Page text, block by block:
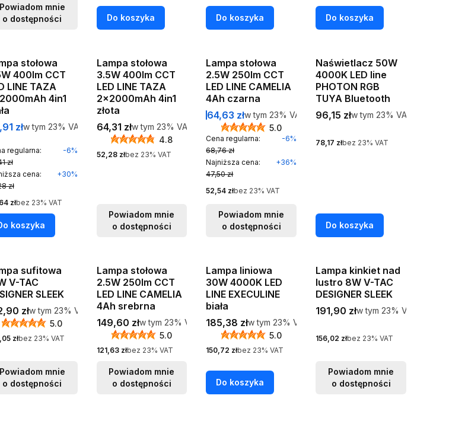
Powiadom mnie
o dostępności
Do koszyka Do koszyka Do koszyka
stołowa
400lm CCT
LINE TAZA
4in1
promocyjna brutto
złw tym %s VAT
w tym 23% VAT
regularna:
zł
-6%
cena:
zł
+30%
netto
złbez 23% VAT
koszyka
Lampa stołowa
3.5W 400lm CCT
LED LINE TAZA
2x2000mAh 4in1
złota
Cena brutto
64,31 złw tym %s VAT
w tym 23% VAT
4.8
Cena netto
52,28 złbez 23% VAT
Powiadom mnie
o dostępności
Bestseller
Lampa stołowa
2.5W 250lm CCT
LED LINE CAMELIA
4Ah czarna
Cena promocyjna brutto
64,63 złw tym %s VAT
w tym 23% VAT
5.0
Cena regularna:
68,76 zł
-6%
Najniższa cena:
47,50 zł
+36%
Cena netto
52,54 złbez 23% VAT
Powiadom mnie
o dostępności
Naświetlacz 50W
4000K LED line
PHOTON RGB
TUYA Bluetooth
Cena brutto
96,15 złw tym %s VAT
w tym 23% VAT
Cena netto
78,17 złbez 23% VAT
Do koszyka
sufitowa
V-TAC
SLEEK
brutto
złw tym %s VAT
w tym 23% VAT
5.0
netto
złbez 23% VAT
Powiadom mnie
o dostępności
Lampa stołowa
2.5W 250lm CCT
LED LINE CAMELIA
4Ah srebrna
Cena brutto
149,60 złw tym %s VAT
w tym 23% VAT
5.0
Cena netto
121,63 złbez 23% VAT
Powiadom mnie
o dostępności
Bestseller
Lampa liniowa
30W 4000K LED
LINE EXECULINE
biała
Cena brutto
185,38 złw tym %s VAT
w tym23% VAT
5.0
Cena netto
150,72 złbez 23% VAT
Do koszyka
Lampa kinkiet nad
lustro 8W V-TAC
DESIGNER SLEEK
Cena brutto
191,90 złw tym %s VAT
w tym23% VAT
Cena netto
156,02 złbez 23% VAT
Powiadom mnie
o dostępności